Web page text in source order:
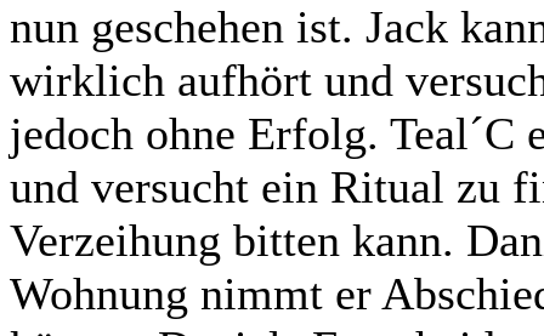
nun geschehen ist. Jack
wirklich aufhört und
jedoch ohne Erfolg. Teal´C
und versucht ein Ritual zu
Verzeihung bitten kann.
Wohnung nimmt er